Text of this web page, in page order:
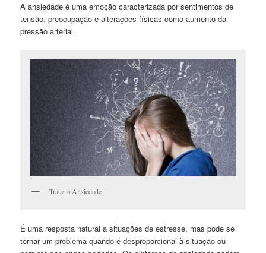
A ansiedade é uma emoção caracterizada por sentimentos de
tensão, preocupação e alterações físicas como aumento da
pressão arterial.
Tratar a Ansiedade
É uma resposta natural a situações de estresse, mas pode se
tornar um problema quando é desproporcional à situação ou